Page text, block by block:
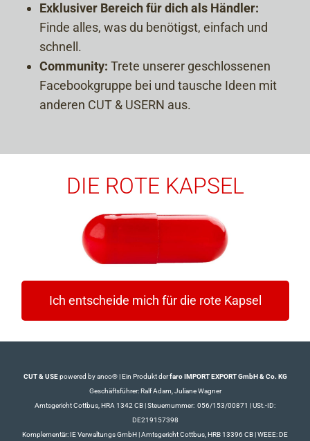
Exklusiver Bereich für dich als Händler:
Finde alles, was du benötigst, einfach und
schnell.
Community: Trete unserer geschlossenen
Facebookgruppe bei und tausche Ideen mit
anderen CUT & USERN aus.
DIE ROTE KAPSEL
Ich entscheide mich für die rote Kapsel
CUT & USEpowered by anco® | Ein Produkt derfaro IMPORT EXPORT GmbH & Co. KG
Geschäftsführer: Ralf Adam, Juliane Wagner
Amtsgericht Cottbus, HRA 1342 CB | Steuernummer: 056/153/00871 | USt.-ID:
DE219157398
Komplementär: IE Verwaltungs GmbH | Amtsgericht Cottbus, HRB 13396 CB | WEEE: DE